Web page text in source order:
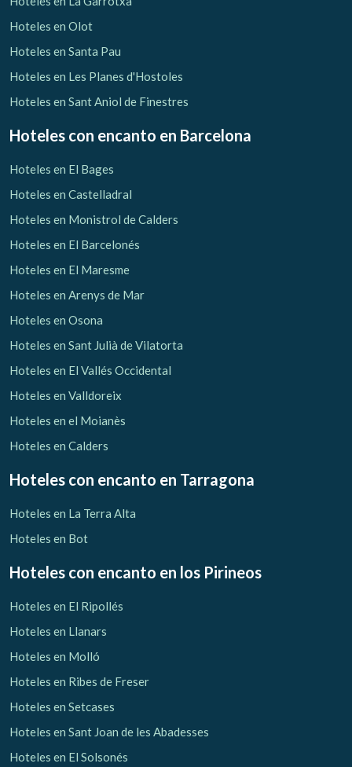
Verificar localizador
Hoteles en Olot
Hoteles en Santa Pau
Hoteles en Les Planes d'Hostoles
Hoteles en Sant Aniol de Finestres
Hoteles con encanto en Barcelona
Hoteles en El Bages
Hoteles en Castelladral
Hoteles en Monistrol de Calders
Hoteles en El Barcelonés
Hoteles en El Maresme
Hoteles en Arenys de Mar
Hoteles en Osona
Hoteles en Sant Julià de Vilatorta
Hoteles en El Vallés Occidental
Hoteles en Valldoreix
Hoteles en el Moianès
Hoteles en Calders
Hoteles con encanto en Tarragona
Hoteles en La Terra Alta
Hoteles en Bot
Hoteles con encanto en los Pirineos
Hoteles en El Ripollés
Hoteles en Llanars
Hoteles en Molló
Hoteles en Ribes de Freser
Hoteles en Setcases
Hoteles en Sant Joan de les Abadesses
Hoteles en El Solsonés